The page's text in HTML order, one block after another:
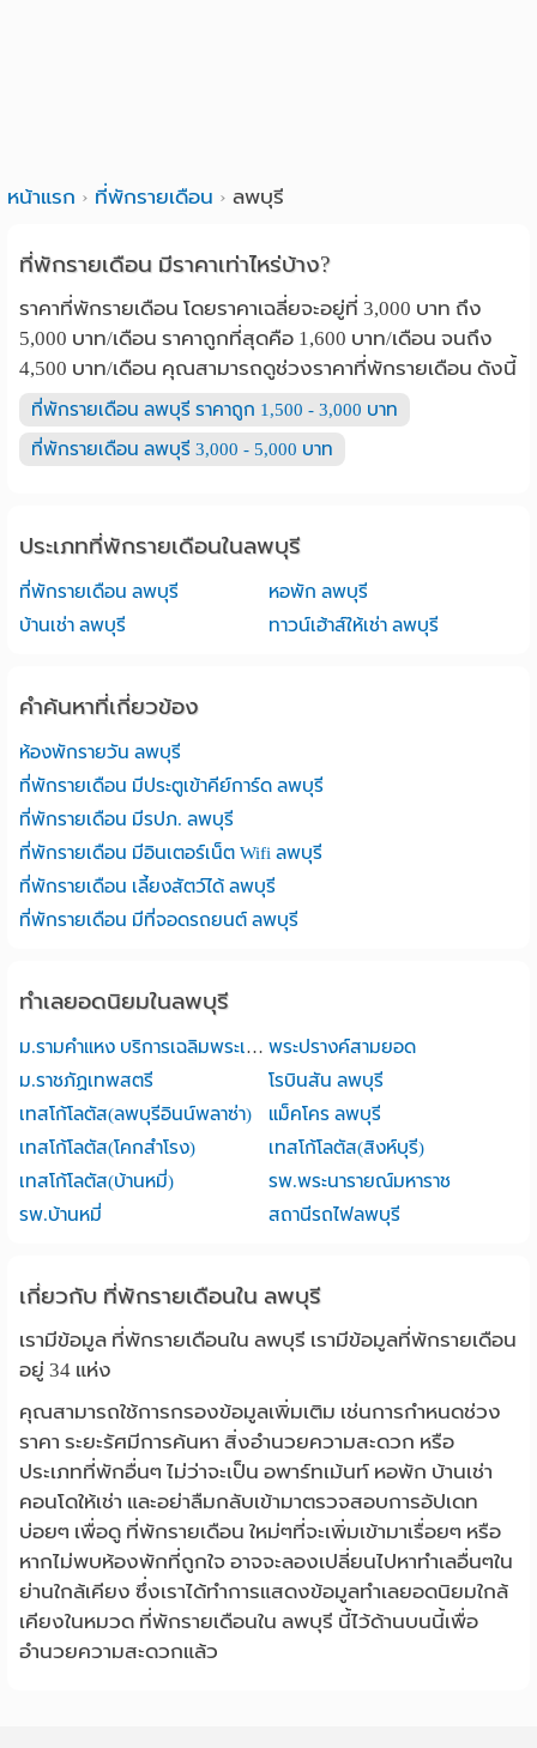
หน้าแรก ที่พักรายเดือน ลพบุรี
ที่พักรายเดือน มีราคาเท่าไหร่บ้าง?
ราคาที่พักรายเดือน โดยราคาเฉลี่ยจะอยู่ที่ 3,000 บาท ถึง
5,000 บาท/เดือน ราคาถูกที่สุดคือ 1,600 บาท/เดือน จนถึง
4,500 บาท/เดือน คุณสามารถดูช่วงราคาที่พักรายเดือน ดังนี้
ที่พักรายเดือน ลพบุรี ราคาถูก 1,500 - 3,000 บาท
ที่พักรายเดือน ลพบุรี 3,000 - 5,000 บาท
ประเภทที่พักรายเดือนในลพบุรี
ที่พักรายเดือน ลพบุรี
หอพัก ลพบุรี
บ้านเช่า ลพบุรี
ทาวน์เฮ้าส์ให้เช่า ลพบุรี
คำค้นหาที่เกี่ยวข้อง
ห้องพักรายวัน ลพบุรี
ที่พักรายเดือน มีประตูเข้าคีย์การ์ด ลพบุรี
ที่พักรายเดือน มีรปภ. ลพบุรี
ที่พักรายเดือน มีอินเตอร์เน็ต Wifi ลพบุรี
ที่พักรายเดือน เลี้ยงสัตว์ได้ ลพบุรี
ที่พักรายเดือน มีที่จอดรถยนต์ ลพบุรี
ทำเลยอดนิยมในลพบุรี
ม.รามคำแหง บริการเฉลิมพระเกียรติ ลพบุรี พระปรางค์สามยอด
ม.ราชภัฏเทพสตรี
โรบินสัน ลพบุรี
เทสโก้โลตัส(ลพบุรีอินน์พลาซ่า)
แม็คโคร ลพบุรี
เทสโก้โลตัส(โคกสำโรง)
เทสโก้โลตัส(สิงห์บุรี)
เทสโก้โลตัส(บ้านหมี่)
รพ.พระนารายณ์มหาราช
รพ.บ้านหมี่
สถานีรถไฟลพบุรี
เกี่ยวกับ ที่พักรายเดือนใน ลพบุรี
เรามีข้อมูล ที่พักรายเดือนใน ลพบุรี เรามีข้อมูลที่พักรายเดือน
อยู่ 34 แห่ง
คุณสามารถใช้การกรองข้อมูลเพิ่มเติม เช่นการกำหนดช่วง
ราคา ระยะรัศมีการค้นหา สิ่งอำนวยความสะดวก หรือ
ประเภทที่พักอื่นๆ ไม่ว่าจะเป็น อพาร์ทเม้นท์ หอพัก บ้านเช่า
คอนโดให้เช่า และอย่าลืมกลับเข้ามาตรวจสอบการอัปเดท
บ่อยๆ เพื่อดู ที่พักรายเดือน ใหม่ๆที่จะเพิ่มเข้ามาเรื่อยๆ หรือ
หากไม่พบห้องพักที่ถูกใจ อาจจะลองเปลี่ยนไปหาทำเลอื่นๆใน
ย่านใกล้เคียง ซึ่งเราได้ทำการแสดงข้อมูลทำเลยอดนิยมใกล้
เคียงในหมวด ที่พักรายเดือนใน ลพบุรี นี้ไว้ด้านบนนี้เพื่อ
อำนวยความสะดวกแล้ว